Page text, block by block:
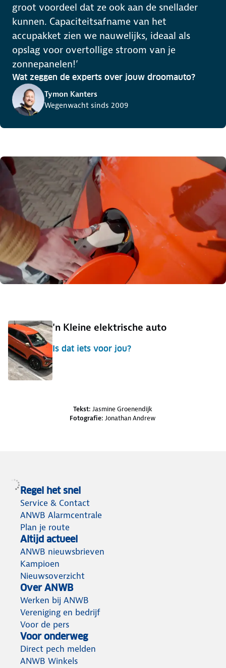
groot voordeel dat ze ook aan de snellader
kunnen. Capaciteitsafname van het
accupakket zien we nauwelijks, ideaal als
opslag voor overtollige stroom van je
zonnepanelen!’
Wat zeggen de experts over jouw droomauto?
Tymon Kanters
Wegenwacht sinds 2009
'n Kleine elektrische auto
Is dat iets voor jou?
Credits en bronnenTekst:Jasmine Groenendijk
Fotografie:Jonathan Andrew
Regel het snel
Service & Contact
ANWB Alarmcentrale
Plan je route
Altijd actueel
ANWB nieuwsbrieven
Kampioen
Nieuwsoverzicht
Over ANWB
Werken bij ANWB
Vereniging en bedrijf
Voor de pers
Voor onderweg
Direct pech melden
ANWB Winkels